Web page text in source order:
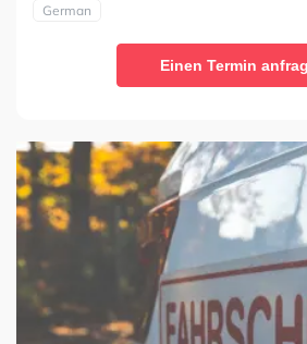
German
Einen Termin